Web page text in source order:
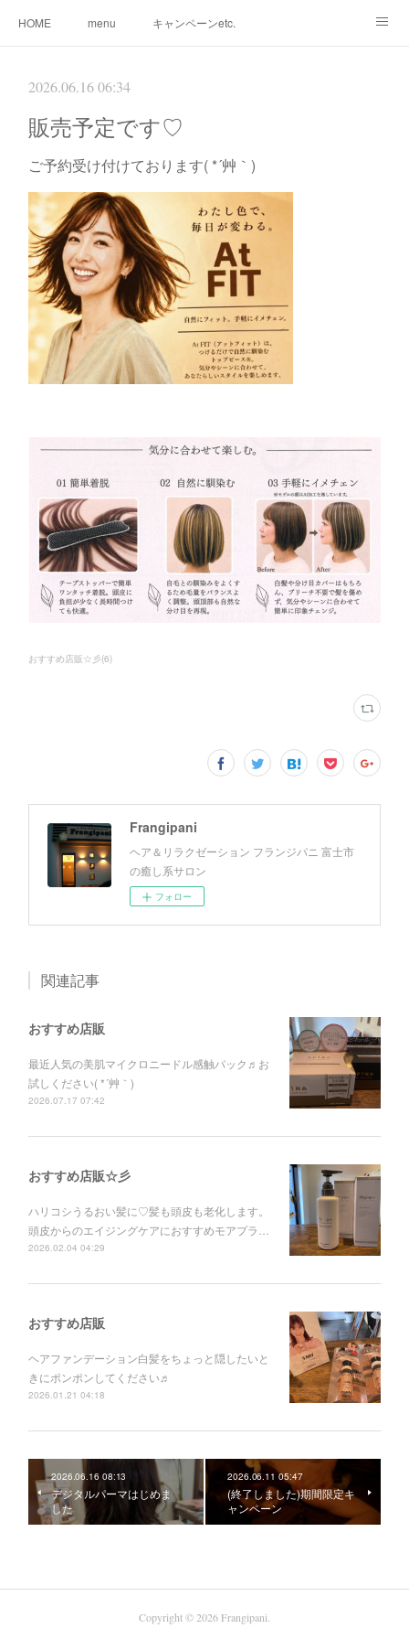
HOME menu キャンペーンetc.
2026.06.16 06:34
販売予定です♡
ご予約受け付けております( *´艸｀)
おすすめ店販☆彡(6)
Frangipani
ヘア＆リラクゼーション フランジパニ 富士市
の癒し系サロン
フォロー
関連記事
おすすめ店販
最近人気の美肌マイクロニードル感触パック♬お
試しください( *´艸｀)
2026.07.17 07:42
おすすめ店販☆彡
ハリコシうるおい髪に♡髪も頭皮も老化します。
頭皮からのエイジングケアにおすすめモアプラ…
2026.02.04 04:29
おすすめ店販
ヘアファンデーション白髪をちょっと隠したいと
きにポンポンしてください♬
2026.01.21 04:18
2026.06.16 08:13
デジタルパーマはじめま
した
2026.06.11 05:47
(終了しました)期間限定キ
ャンペーン
Copyright © 2026Frangipani